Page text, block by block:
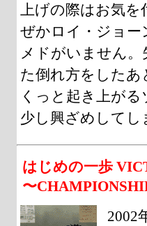
上げの際はお気
ぜかロイ・ジョー
メドがいません。
た倒れ方をしたあ
くっと起き上が
少し興ざめしてし
はじめの一歩
〜
2002